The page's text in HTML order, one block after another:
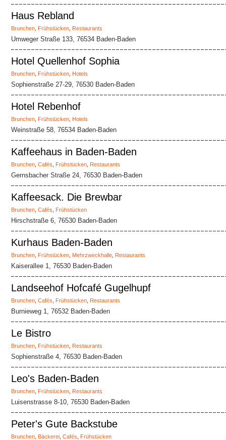
Haus Rebland
Brunchen Frühstücken Restaurants
Umweger Straße 133, 76534 Baden-Baden
Hotel Quellenhof Sophia
Brunchen Frühstücken Hotels
Sophienstraße 27-29, 76530 Baden-Baden
Hotel Rebenhof
Brunchen Frühstücken Hotels
Weinstraße 58, 76534 Baden-Baden
Kaffeehaus in Baden-Baden
Brunchen Cafés Frühstücken Restaurants
Gernsbacher Straße 24, 76530 Baden-Baden
Kaffeesack. Die Brewbar
Brunchen Cafés Frühstücken
Hirschstraße 6, 76530 Baden-Baden
Kurhaus Baden-Baden
Brunchen Frühstücken Mehrzweckhalle Restaurants
Kaiserallee 1, 76530 Baden-Baden
Landseehof Hofcafé Gugelhupf
Brunchen Cafés Frühstücken Restaurants
Burnieweg 1, 76532 Baden-Baden
Le Bistro
Brunchen Frühstücken Restaurants
Sophienstraße 4, 76530 Baden-Baden
Leo's Baden-Baden
Brunchen Frühstücken Restaurants
Luisenstrasse 8-10, 76530 Baden-Baden
Peter's Gute Backstube
Brunchen Bäckerei Cafés Frühstücken